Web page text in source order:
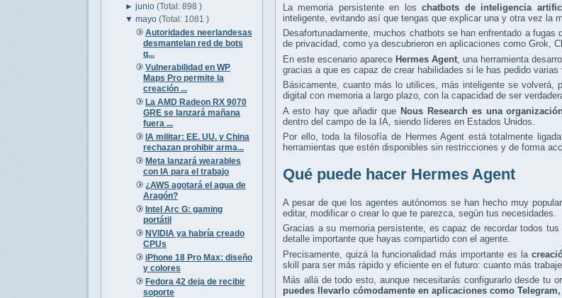
►junio(Total: 898 )
▼mayo(Total: 1081 )
Autoridades neerlandesas
desmantelan red de bots
q...
Vulnerabilidad en WP
Maps Pro permite la
creación ...
La AMD Radeon RX 9070
GRE se lanzará mañana
fuera ...
IA militar: EE. UU. y China
rechazan prohibir arma...
Meta lanzará wearables
con IA para el trabajo
¿AWS agotará el agua de
Aragón?
Intel Arc G: gaming
portátil
NVIDIA ya habría creado
CPUs
iPhone 18 Pro Max: diseño
y colores
Fedora 42 deja de recibir
soporte
La memoria persistente en loschatbots de inteligencia
inteligente, evitando así que tengas que explicar una y otra vez la
Desafortunadamente, muchos chatbots se han enfrentado a
de privacidad, como ya descubrieron en aplicaciones como Grok,
En este escenario aparece Hermes Agent , una herramienta
gracias a que es capaz de crear habilidades si le has pedido
Básicamente, cuanto más lo utilices, más inteligente se volverá,
digital con memoria a largo plazo, con la capacidad de ser
A esto hay que añadir que Nous Research es una
dentro del campo de la IA, siendo líderes en Estados Unidos.
Por ello, toda la filosofía de Hermes Agent está totalmente
herramientas que estén disponibles sin restricciones y de forma
Qué puede hacer Hermes Agent
A pesar de que los agentes autónomos se han hecho muy
editar, modificar o crear lo que te parezca, según tus necesidades.
Gracias a su memoria persistente, es capaz de recordar todos
detalle importante que hayas compartido con el agente.
Precisamente, quizá la funcionalidad más importante es la
skill para ser más rápido y eficiente en el futuro: cuanto más
Más allá de todo esto, aunque necesitarás configurarlo desde tu
puedes llevarlo cómodamente en aplicaciones como